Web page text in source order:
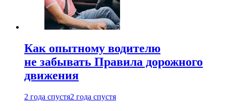
Как опытному водителю
не забывать Правила дорожного
движения
2 года спустя2 года спустя